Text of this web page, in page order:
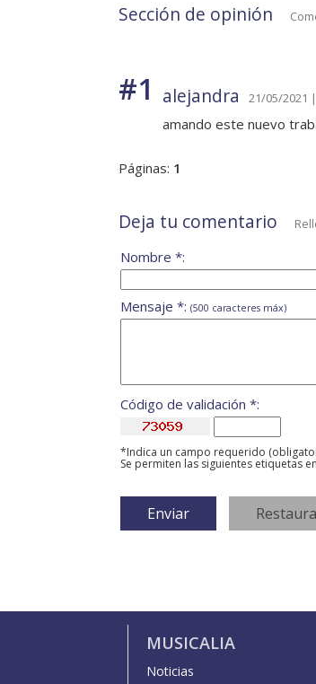
Sección de opinión
#1 alejandra 21/05/2021
amando este nuevo
Páginas: 1
Deja tu comentario
Nombre *:
Mensaje *: (500 caracteres máx)
Código de validación *:
*Indica un campo requerido
Se permiten las siguientes etiquetas
MUSICALIA
Noticias